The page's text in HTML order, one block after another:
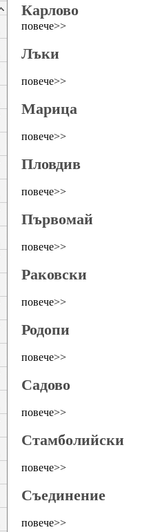
Карлово
повече>>
Лъки
повече>>
Марица
повече>>
Пловдив
повече>>
Първомай
повече>>
Раковски
повече>>
Родопи
повече>>
Садово
повече>>
Стамболийски
повече>>
Съединение
повече>>